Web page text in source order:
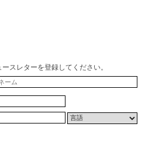
スレターを登録してください。